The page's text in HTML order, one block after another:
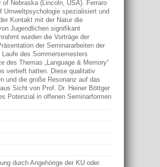
of Nebraska (Lincoln, USA). Ferraro
Umweltpsychologie spezialisiert und
Kontakt mit der Natur die
Jugendlichen signifikant
wurden die Vorträge der
der Seminararbeiten der
des Sommersemesters
des Themas „Language & Memory“
vertieft hatten. Diese qualitativ
und die große Resonanz auf das
Sicht von Prof. Dr. Heiner Böttger
Potenzial in offenen Seminarformen
durch Angehörige der KU oder